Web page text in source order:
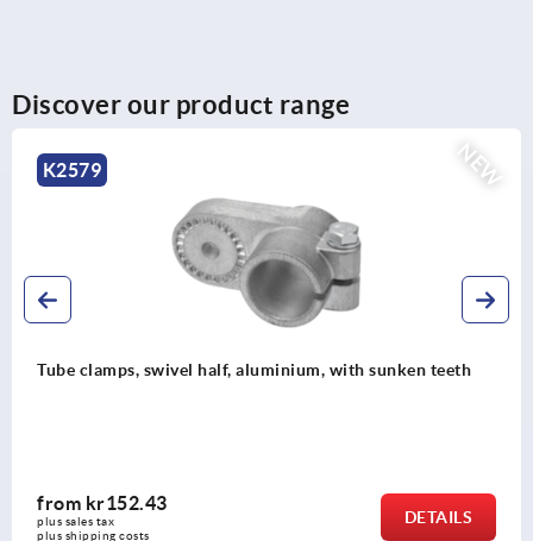
Discover our product range
with sunken teeth
DETAILS
Tube clamp swivel half,
kr144.17
plus shipping costs